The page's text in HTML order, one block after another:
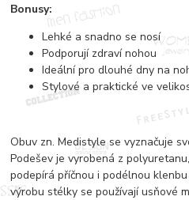
Bonusy:
Lehké a snadno se nosí
Podporují zdraví nohou
Ideální pro dlouhé dny na
Stylové a praktické ve
Obuv zn. Medistyle se vyznačuje
Podešev je vyrobená z
podepírá příčnou i podélnou
výrobu stélky se používají usňové